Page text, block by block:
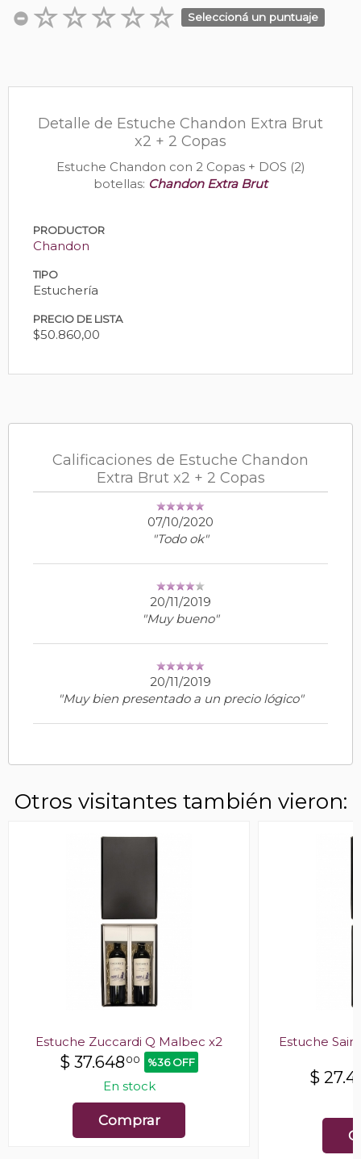
Seleccioná un puntuaje
Detalle de Estuche Chandon Extra Brut
x2 + 2 Copas
Estuche Chandon con 2 Copas + DOS (2)
botellas: Chandon Extra Brut
PRODUCTOR
Chandon
TIPO
Estuchería
PRECIO DE LISTA
$50.860,00
Calificaciones de Estuche Chandon
Extra Brut x2 + 2 Copas
07/10/2020
"Todo ok"
20/11/2019
"Muy bueno"
20/11/2019
"Muy bien presentado a un precio lógico"
Otros visitantes también vieron:
Estuche Zuccardi Q Malbec x2
$ 37.648 00 %36 OFF
En stock
Comprar
Estuche
$